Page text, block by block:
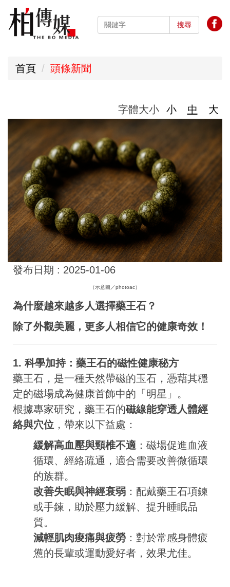
跳
到
搜尋
首頁 頭條新聞
字體大小 小 中 大
發布日期 : 2025-01-06
（示意圖／photoac）
為什麼越來越多人選擇藥王石？
除了外觀美麗，更多人相信它的健康奇效！
1. 科學加持：藥王石的磁性健康秘方
藥王石，是一種天然帶磁的玉石，憑藉其穩
定的磁場成為健康首飾中的「明星」。
根據專家研究，藥王石的磁線能穿透人體經
絡與穴位 ，帶來以下益處：
緩解高血壓與頸椎不適 ：磁場促進血液
循環、經絡疏通，適合需要改善微循環
的族群。
改善失眠與神經衰弱 ：配戴藥王石項鍊
或手鍊，助於壓力緩解、提升睡眠品
質。
減輕肌肉痠痛與疲勞 ：對於常感身體疲
憊的長輩或運動愛好者，效果尤佳。